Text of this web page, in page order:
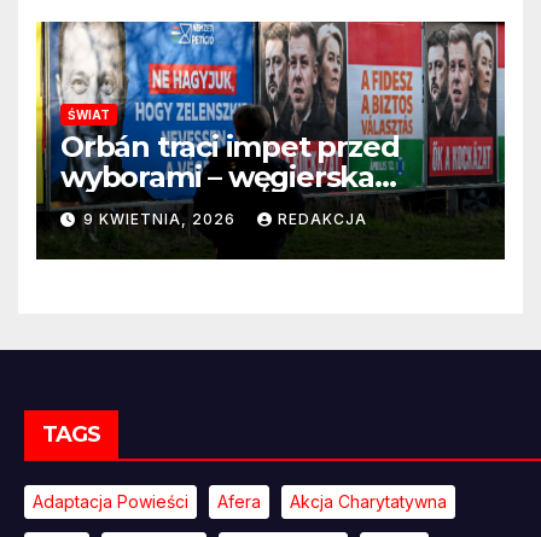
ŚWIAT
Orbán traci impet przed
wyborami – węgierska
propaganda przestaje
przekonywać
9 KWIETNIA, 2026 REDAKCJA
TAGS
Adaptacja Powieści Afera Akcja Charytatywna